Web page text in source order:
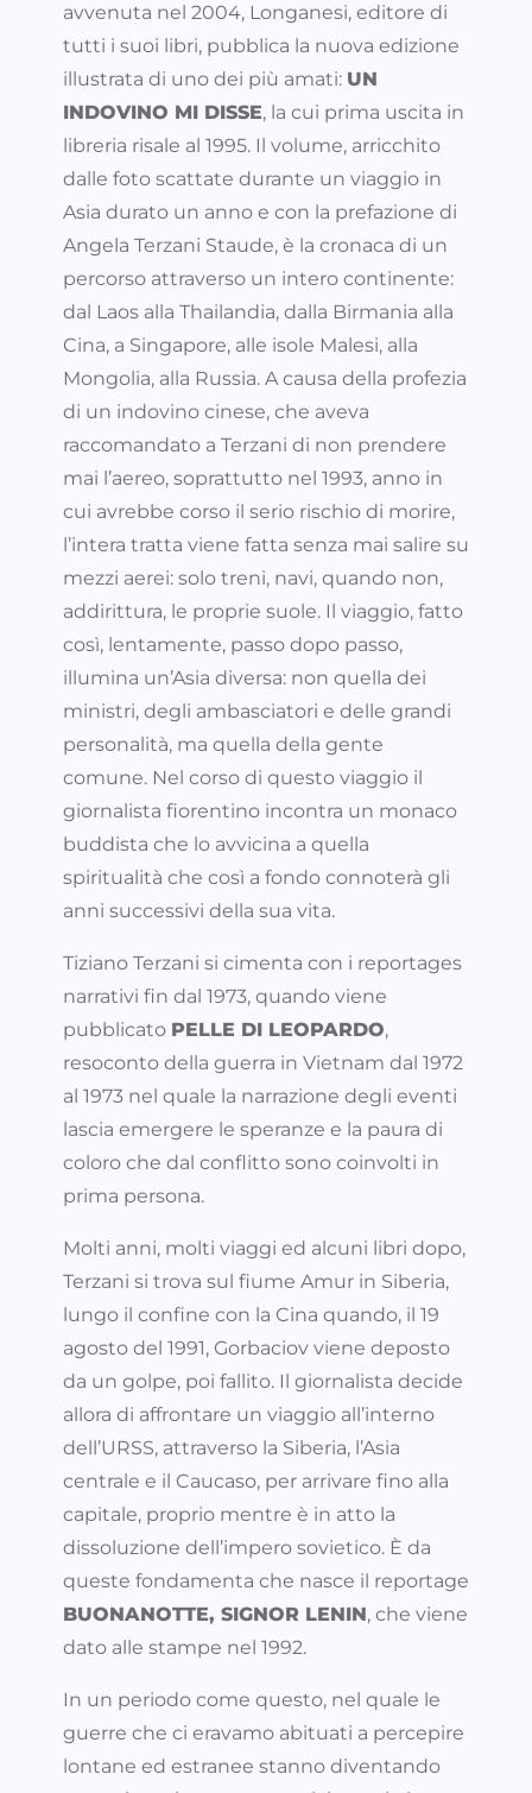
avvenuta nel 2004, Longanesi, editore di
tutti i suoi libri, pubblica la nuova edizione
illustrata di uno dei più amati: UN
INDOVINO MI DISSE, la cui prima uscita in
libreria risale al 1995. Il volume, arricchito
dalle foto scattate durante un viaggio in
Asia durato un anno e con la prefazione di
Angela Terzani Staude, è la cronaca di un
percorso attraverso un intero continente:
dal Laos alla Thailandia, dalla Birmania alla
Cina, a Singapore, alle isole Malesi, alla
Mongolia, alla Russia. A causa della profezia
di un indovino cinese, che aveva
raccomandato a Terzani di non prendere
mai l’aereo, soprattutto nel 1993, anno in
cui avrebbe corso il serio rischio di morire,
l’intera tratta viene fatta senza mai salire su
mezzi aerei: solo treni, navi, quando non,
addirittura, le proprie suole. Il viaggio, fatto
così, lentamente, passo dopo passo,
illumina un’Asia diversa: non quella dei
ministri, degli ambasciatori e delle grandi
personalità, ma quella della gente
comune. Nel corso di questo viaggio il
giornalista fiorentino incontra un monaco
buddista che lo avvicina a quella
spiritualità che così a fondo connoterà gli
anni successivi della sua vita.
Tiziano Terzani si cimenta con i reportages
narrativi fin dal 1973, quando viene
pubblicato PELLE DI LEOPARDO,
resoconto della guerra in Vietnam dal 1972
al 1973 nel quale la narrazione degli eventi
lascia emergere le speranze e la paura di
coloro che dal conflitto sono coinvolti in
prima persona.
Molti anni, molti viaggi ed alcuni libri dopo,
Terzani si trova sul fiume Amur in Siberia,
lungo il confine con la Cina quando, il 19
agosto del 1991, Gorbaciov viene deposto
da un golpe, poi fallito. Il giornalista decide
allora di affrontare un viaggio all’interno
dell’URSS, attraverso la Siberia, l’Asia
centrale e il Caucaso, per arrivare fino alla
capitale, proprio mentre è in atto la
dissoluzione dell’impero sovietico. È da
queste fondamenta che nasce il reportage
BUONANOTTE, SIGNOR LENIN, che viene
dato alle stampe nel 1992.
In un periodo come questo, nel quale le
guerre che ci eravamo abituati a percepire
lontane ed estranee stanno diventando